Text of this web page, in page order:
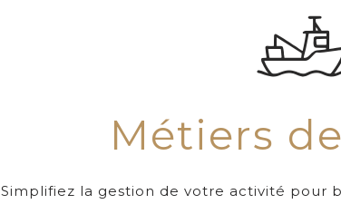
Métiers
Simplifiez la gestion de votre activité pour